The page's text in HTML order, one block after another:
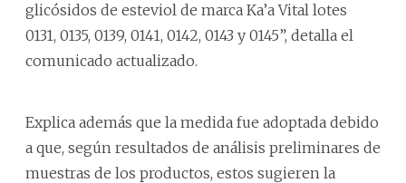
glicósidos de esteviol de marca Ka’a Vital lotes
0131, 0135, 0139, 0141, 0142, 0143 y 0145”, detalla el
comunicado actualizado.
Explica además que la medida fue adoptada debido
a que, según resultados de análisis preliminares de
muestras de los productos, estos sugieren la